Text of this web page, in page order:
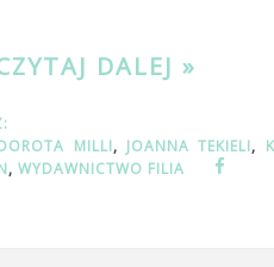
DALEJ »
MILLI, JOANNA TEKIELI,
, WYDAWNICTWO FILIA